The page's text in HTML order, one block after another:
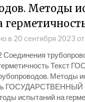
Методы
в 20 сентября 2023 от
Текст
Методы
испытаний на